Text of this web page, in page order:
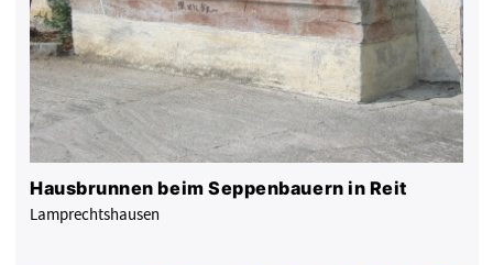
Hausbrunnen beim Seppenbauern in Reit
Lamprechtshausen